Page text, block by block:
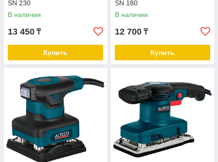
SN 230
В наличии
13 450 ₸
Купить
SN 180
В наличии
12 700 ₸
Купить